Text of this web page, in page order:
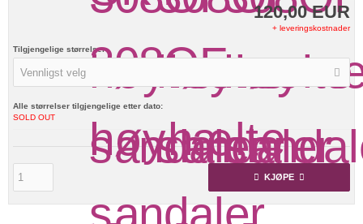
120,00 EUR
+ leveringskostnader
Tilgjengelige størrelser
Vennligst velg
Alle størrelser tilgjengelige etter dato:
SOLD OUT
KJØPE